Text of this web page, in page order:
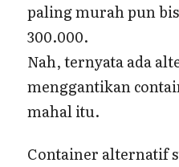
paling murah pun
300.000.
Nah, ternyata ada
menggantikan
mahal itu.
Container alternatif